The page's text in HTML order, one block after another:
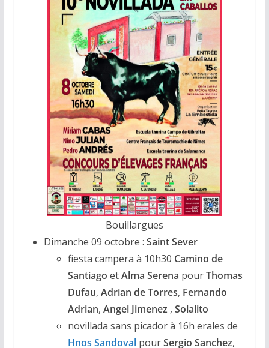
Bouillargues
Dimanche 09 octobre : Saint Sever
fiesta campera à 10h30 Camino de
Santiago etAlma Serena pourThomas
Dufau, Adrian de Torres, Fernando
Adrian, Angel Jimenez , Solalito
novillada sans picador à 16h erales de
Hnos SandovalpourSergio Sanchez,